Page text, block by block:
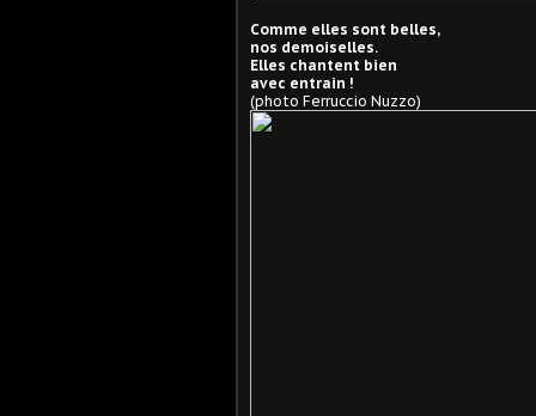
Comme elles sont belles,
nos demoiselles.
Elles chantent bien
avec entrain !
(photo Ferruccio Nuzzo)